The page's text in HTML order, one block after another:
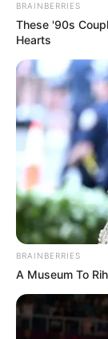
BRAINBERRIES
These '90s
Hearts
BRAINBERRIES
A Museum To